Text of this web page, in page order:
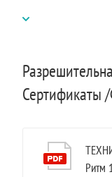
Сертификаты
Ритм